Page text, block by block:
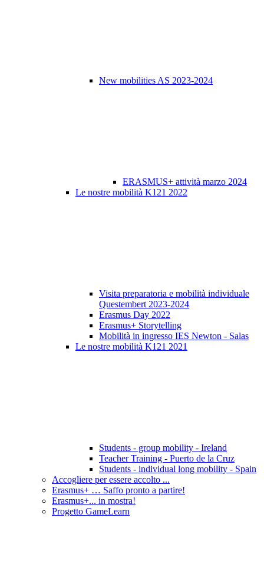
New mobilities AS 2023-2024
ERASMUS+ attività marzo 2024
Le nostre mobilità K121 2022
Visita preparatoria e mobilità individuale
Questembert 2023-2024
Erasmus Day 2022
Erasmus+ Storytelling
Mobilità in ingresso IES Newton - Salas
Le nostre mobilità K121 2021
Students - group mobility - Ireland
Teacher Training - Puerto de la Cruz
Students - individual long mobility - Spain
Accogliere per essere accolto ...
Erasmus+ … Saffo pronto a partire!
Erasmus+... in mostra!
Progetto GameLearn